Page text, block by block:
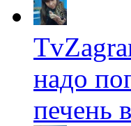
надо
печень